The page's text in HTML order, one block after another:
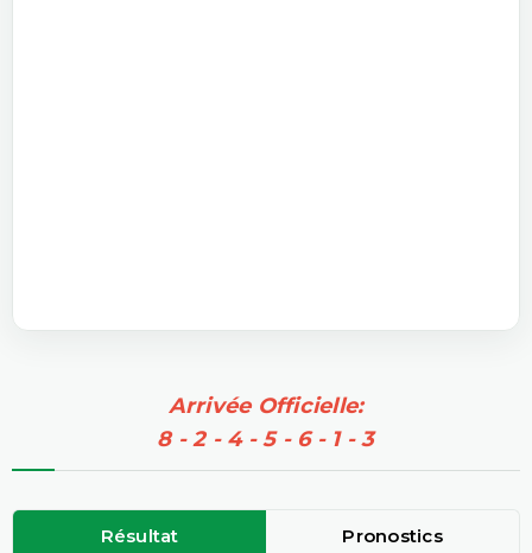
Arrivée Officielle:
8 - 2 - 4 - 5 - 6 - 1 - 3
Résultat Pronostics